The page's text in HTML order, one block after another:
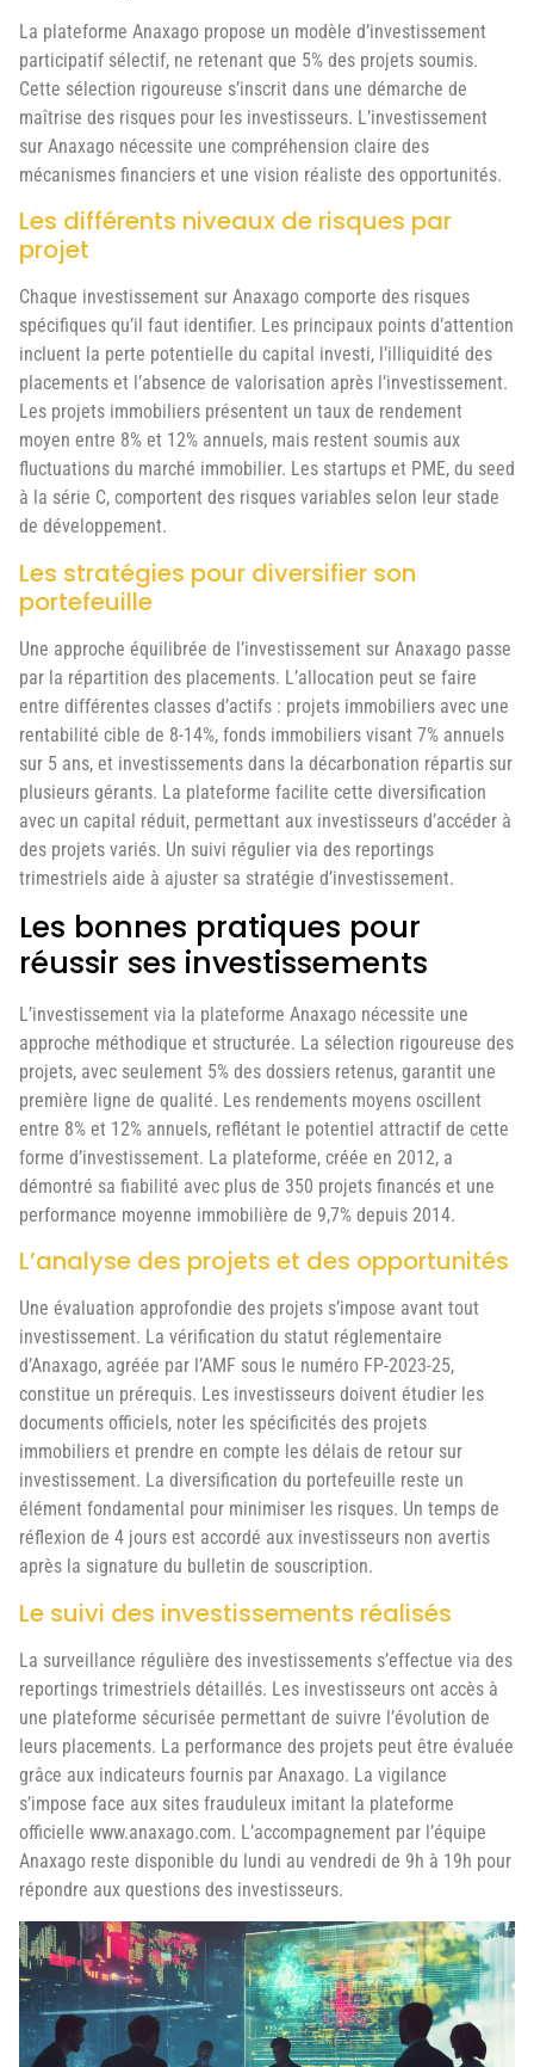
La plateforme Anaxago propose un modèle d’investissement
participatif sélectif, ne retenant que 5% des projets soumis.
Cette sélection rigoureuse s’inscrit dans une démarche de
maîtrise des risques pour les investisseurs. L’investissement
sur Anaxago nécessite une compréhension claire des
mécanismes financiers et une vision réaliste des opportunités.
Les différents niveaux de risques par
projet
Chaque investissement sur Anaxago comporte des risques
spécifiques qu’il faut identifier. Les principaux points d’attention
incluent la perte potentielle du capital investi, l’illiquidité des
placements et l’absence de valorisation après l’investissement.
Les projets immobiliers présentent un taux de rendement
moyen entre 8% et 12% annuels, mais restent soumis aux
fluctuations du marché immobilier. Les startups et PME, du seed
à la série C, comportent des risques variables selon leur stade
de développement.
Les stratégies pour diversifier son
portefeuille
Une approche équilibrée de l’investissement sur Anaxago passe
par la répartition des placements. L’allocation peut se faire
entre différentes classes d’actifs : projets immobiliers avec une
rentabilité cible de 8-14%, fonds immobiliers visant 7% annuels
sur 5 ans, et investissements dans la décarbonation répartis sur
plusieurs gérants. La plateforme facilite cette diversification
avec un capital réduit, permettant aux investisseurs d’accéder à
des projets variés. Un suivi régulier via des reportings
trimestriels aide à ajuster sa stratégie d’investissement.
Les bonnes pratiques pour
réussir ses investissements
L’investissement via la plateforme Anaxago nécessite une
approche méthodique et structurée. La sélection rigoureuse des
projets, avec seulement 5% des dossiers retenus, garantit une
première ligne de qualité. Les rendements moyens oscillent
entre 8% et 12% annuels, reflétant le potentiel attractif de cette
forme d’investissement. La plateforme, créée en 2012, a
démontré sa fiabilité avec plus de 350 projets financés et une
performance moyenne immobilière de 9,7% depuis 2014.
L’analyse des projets et des opportunités
Une évaluation approfondie des projets s’impose avant tout
investissement. La vérification du statut réglementaire
d’Anaxago, agréée par l’AMF sous le numéro FP-2023-25,
constitue un prérequis. Les investisseurs doivent étudier les
documents officiels, noter les spécificités des projets
immobiliers et prendre en compte les délais de retour sur
investissement. La diversification du portefeuille reste un
élément fondamental pour minimiser les risques. Un temps de
réflexion de 4 jours est accordé aux investisseurs non avertis
après la signature du bulletin de souscription.
Le suivi des investissements réalisés
La surveillance régulière des investissements s’effectue via des
reportings trimestriels détaillés. Les investisseurs ont accès à
une plateforme sécurisée permettant de suivre l’évolution de
leurs placements. La performance des projets peut être évaluée
grâce aux indicateurs fournis par Anaxago. La vigilance
s’impose face aux sites frauduleux imitant la plateforme
officielle www.anaxago.com. L’accompagnement par l’équipe
Anaxago reste disponible du lundi au vendredi de 9h à 19h pour
répondre aux questions des investisseurs.